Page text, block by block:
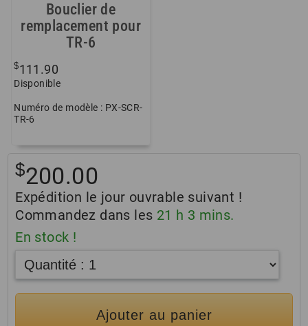
Bouclier de
remplacement pour
TR-6
$111.90
Disponible
Numéro de modèle : PX-SCR-
TR-6
$200.00
Expédition le jour ouvrable suivant !
Commandez dans les 21 h 3 mins.
En stock !
Ajouter au panier